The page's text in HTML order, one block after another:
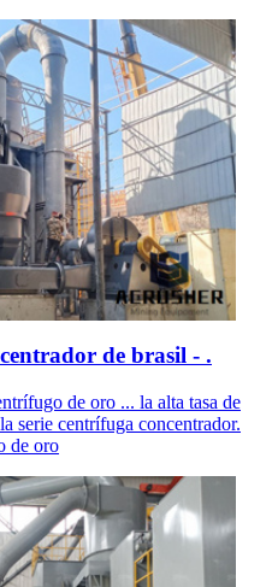
de brasil - .
de oro ... la alta tasa de
serie centrífuga concentrador.
de oro